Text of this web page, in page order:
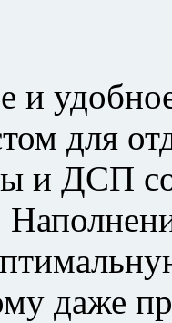
и
для
и ДСП
даже